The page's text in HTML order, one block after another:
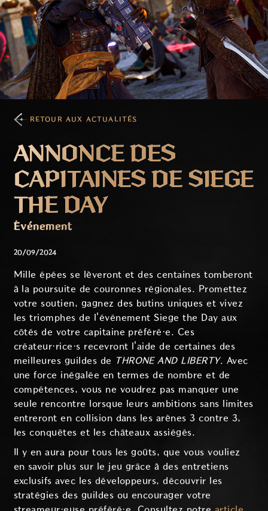
RETOUR AUX ACTUALITÉS
ANNONCE DES
CAPITAINES DE SIEGE
THE DAY
Événement
20/09/2024
Mille épées se lèveront et des centaines tomberont
à la poursuite de couronnes régionales. Promettez
votre soutien, gagnez des butins uniques et vivez
les triomphes de l'événement Siege the Day aux
côtés de votre capitaine préféré·e. Ces
créateur·rice·s recevront l'aide de certaines des
meilleures guildes de THRONE AND LIBERTY. Avec
une force inégalée en termes de nombre et de
compétences, vous ne voudrez pas manquer une
seule rencontre lorsque leurs ambitions sans limites
entreront en collision dans les arènes 3 contre 3,
les conquêtes et les châteaux assiégés.
Il y en aura pour tous les goûts, que vous vouliez
en savoir plus sur le jeu grâce à des entretiens
exclusifs avec les développeurs, découvrir les
stratégies des guildes ou encourager votre